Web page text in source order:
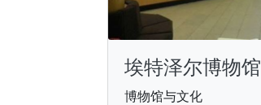
埃特泽尔博物馆
博物馆与文化